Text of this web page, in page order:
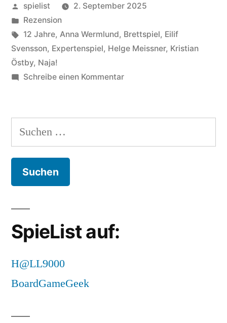
Veröffentlicht
von
spielist
2. September 2025
Veröffentlicht
in
Rezension
Schlagwörter:
12 Jahre, Anna Wermlund, Brettspiel, Eilif
Svensson, Expertenspiel, Helge Meissner, Kristian
Östby, Naja!
Schreibe einen Kommentarzu
Suchen
nach:
SpieList auf:
H@LL9000
BoardGameGeek